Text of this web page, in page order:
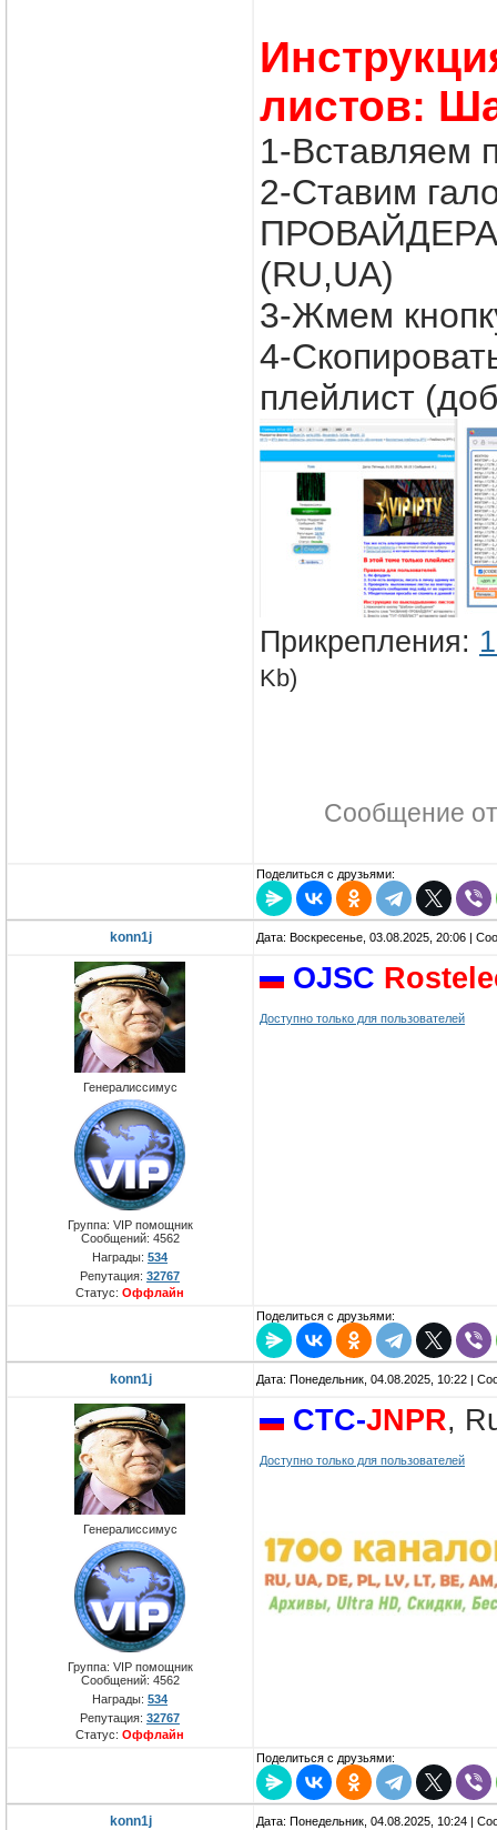
листов:
1-Вставляем
2-Ставим
(RU,UA)
3-Жмем
4-
плейлист
Прикрепления:
Kb)
Сообщение
Поделиться с друзьями:
konn1j Дата: Воскресенье, 03.08.2025, 20:06 |
Генералиссимус
Группа: VIP помощник
Сообщений: 4562
Награды: 534
Репутация: 32767
Статус: Оффлайн
OJSC
Доступно только для пользователей
Поделиться с друзьями:
konn1j Дата: Понедельник, 04.08.2025, 10:22 |
Генералиссимус
Группа: VIP помощник
Сообщений: 4562
Награды: 534
Репутация: 32767
Статус: Оффлайн
CTC-JNPR,
Доступно только для пользователей
Поделиться с друзьями:
konn1j Дата: Понедельник, 04.08.2025, 10:24 |